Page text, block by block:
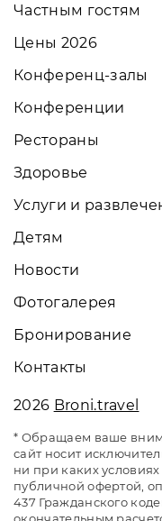
Частным гостям
Цены 2026
Конференц-залы
Конференции
Рестораны
Здоровье
Услуги и
Детям
Новости
Фотогалерея
Бронирование
Контакты
2026 Broni.travel
* Обращаем ваше
сайт носит
ни при каких
публичной офертой,
437 Гражданского
окончательным